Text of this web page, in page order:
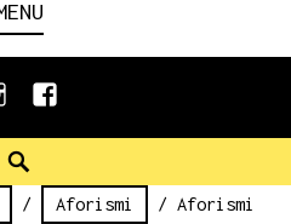
facebook
/ Aforismi
/ Aforismi